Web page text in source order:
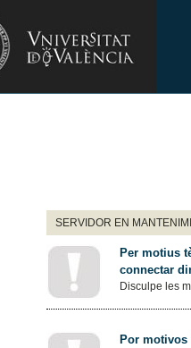
SERVIDOR EN
Per motius
connectar
Disculpe les
Por